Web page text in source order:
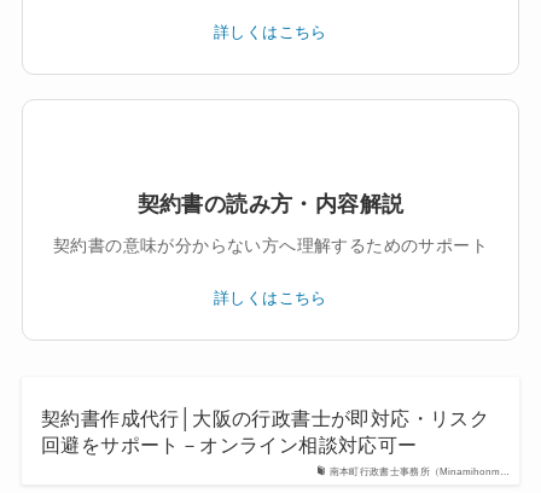
詳しくはこちら
契約書の読み方・内容解説
契約書の意味が分からない方へ理解するためのサポート
詳しくはこちら
南本町行政書士事務所（Minamihonm…
契約書作成代行│大阪の行政書士が即対応・リスク
回避をサポート－オンライン相談対応可ー